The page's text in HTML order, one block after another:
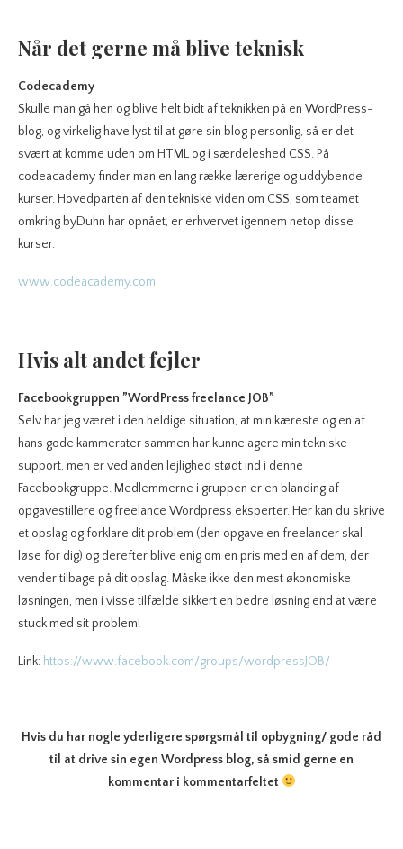
Når det gerne må blive teknisk
Codecademy
Skulle man gå hen og blive helt bidt af teknikken på en WordPress-
blog, og virkelig have lyst til at gøre sin blog personlig, så er det
svært at komme uden om HTML og i særdeleshed CSS. På
codeacademy finder man en lang række lærerige og uddybende
kurser. Hovedparten af den tekniske viden om CSS, som teamet
omkring byDuhn har opnået, er erhvervet igennem netop disse
kurser.
www.codeacademy.com
Hvis alt andet fejler
Facebookgruppen ”WordPress freelance JOB”
Selv har jeg været i den heldige situation, at min kæreste og en af
hans gode kammerater sammen har kunne agere min tekniske
support, men er ved anden lejlighed stødt ind i denne
Facebookgruppe. Medlemmerne i gruppen er en blanding af
opgavestillere og freelance Wordpress eksperter. Her kan du skrive
et opslag og forklare dit problem (den opgave en freelancer skal
løse for dig) og derefter blive enig om en pris med en af dem, der
vender tilbage på dit opslag. Måske ikke den mest økonomiske
løsningen, men i visse tilfælde sikkert en bedre løsning end at være
stuck med sit problem!
Link: https://www.facebook.com/groups/wordpressJOB/
Hvis du har nogle yderligere spørgsmål til opbygning/ gode råd
til at drive sin egen Wordpress blog, så smid gerne en
kommentar i kommentarfeltet